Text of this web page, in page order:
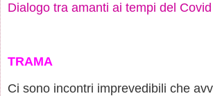
Dialogo tra amanti ai tempi del
TRAMA
Ci sono incontri imprevedibili che